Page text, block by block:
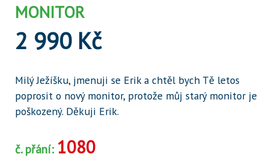
MONITOR
2 990 Kč
Milý Ježíšku, jmenuji se Erik a chtěl bych Tě letos
poprosit o nový monitor, protože můj starý monitor je
poškozený. Děkuji Erik.
č. přání: 1080